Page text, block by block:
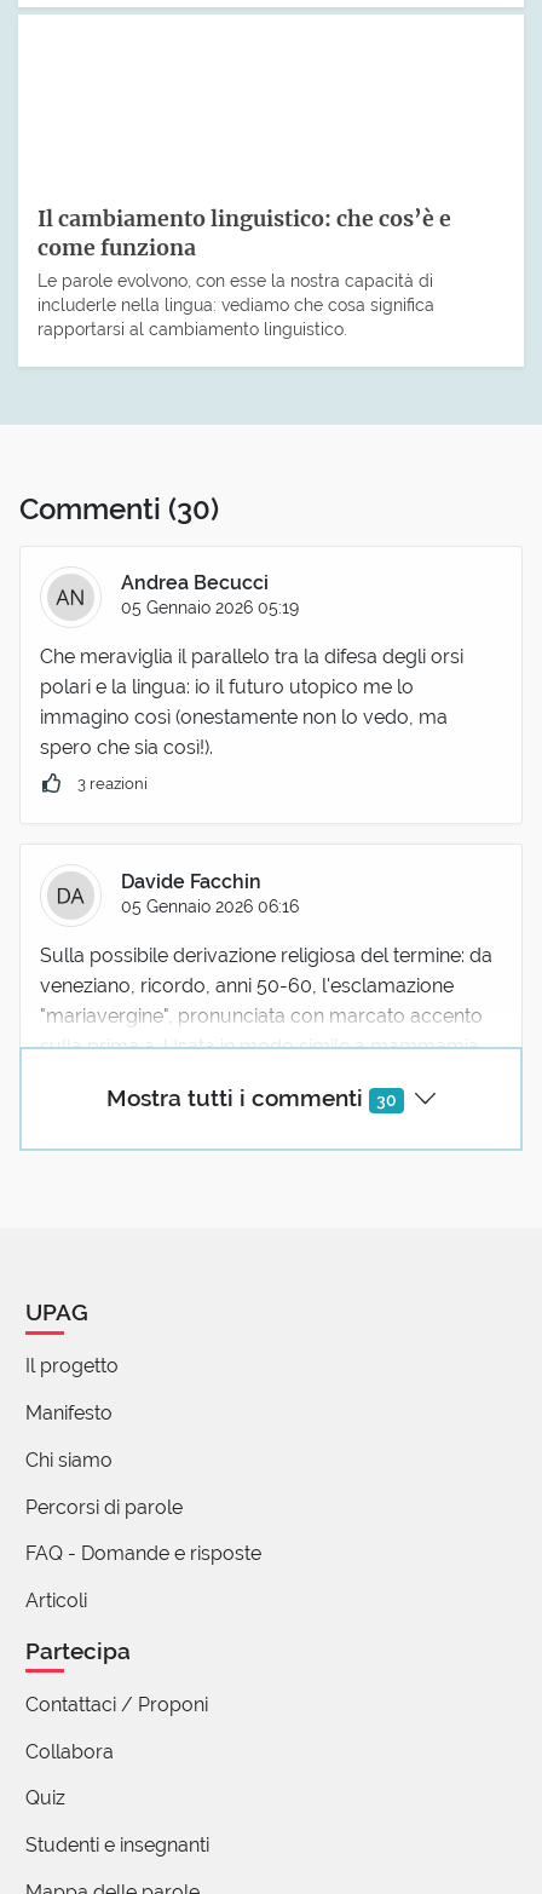
Il cambiamento linguistico: che cos’è e
come funziona
Le parole evolvono, con esse la nostra capacità di
includerle nella lingua: vediamo che cosa significa
rapportarsi al cambiamento linguistico.
Commenti (30)
Mostra tutti i commenti 30
Andrea Becucci
05 Gennaio 2026 05:19
Che meraviglia il parallelo tra la difesa degli orsi
polari e la lingua: io il futuro utopico me lo
immagino così (onestamente non lo vedo, ma
spero che sia così!).
3 reazioni
Davide Facchin
05 Gennaio 2026 06:16
Sulla possibile derivazione religiosa del termine: da
veneziano, ricordo, anni 50-60, l'esclamazione
"mariavergine", pronunciata con marcato accento
sulla prima a. Usata in modo simile a mammamia,
12 reazioni
storico), al pari di "Maria mia" seguita da un "ti
incredulità e stupore.
6 reazioni
Chiara Nocenti
Direi che anche nel resto del Veneto il
riferimento mariano rimane in voga: nella
anche "mariasanta" e "mariasantissima", o
anche il semplice "maria!".
Ma al cielo ci si rivolge anche con altri santi:
ricordo mia nonna e i suoi "sarocco" (san
Sarebbe interessante raccogliere tutte queste
UPAG
Il progetto
Manifesto
Chi siamo
Percorsi di parole
FAQ - Domande e risposte
Articoli
Partecipa
Contattaci / Proponi
Collabora
Quiz
Studenti e insegnanti